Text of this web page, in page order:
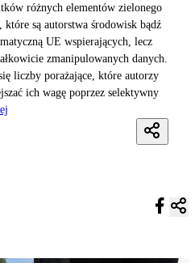
różnych elementów zielonego
które są autorstwa środowisk bądź
UE wspierających, lecz
zmanipulowanych danych.
liczby porażające, które autorzy
ich wagę poprzez selektywny